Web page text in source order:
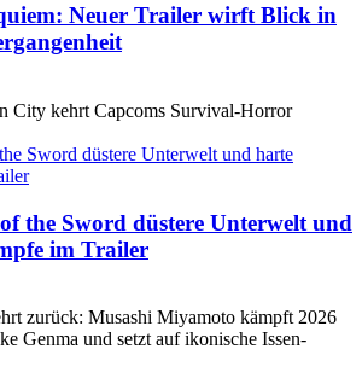
Neuer Trailer wirft Blick in
City kehrt Capcoms Survival-Horror
the Sword düstere Unterwelt und
im Trailer
zurück: Musashi Miyamoto kämpft 2026
Genma und setzt auf ikonische Issen-